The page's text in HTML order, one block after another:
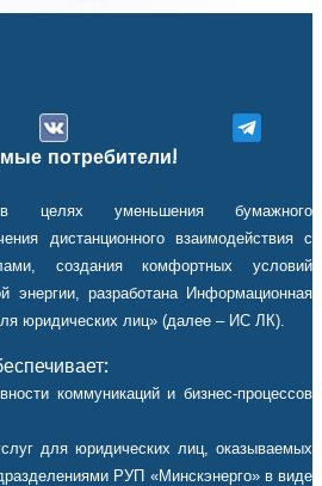
потребители!
целях уменьшения бумажного
дистанционного взаимодействия с
создания комфортных условий
энергии, разработана Информационная
юридических лиц» (далее – ИС ЛК).
коммуникаций и бизнес-процессов
для юридических лиц, оказываемых
РУП «Минскэнерго» в виде